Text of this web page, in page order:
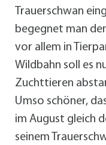
Trauerschwan
begegnet man
vor allem in
Wildbahn soll es
Zuchttieren
Umso schöner,
im August gleich
seinem